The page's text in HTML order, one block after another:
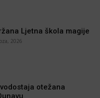
Ljetna škola magije
2026
otežana